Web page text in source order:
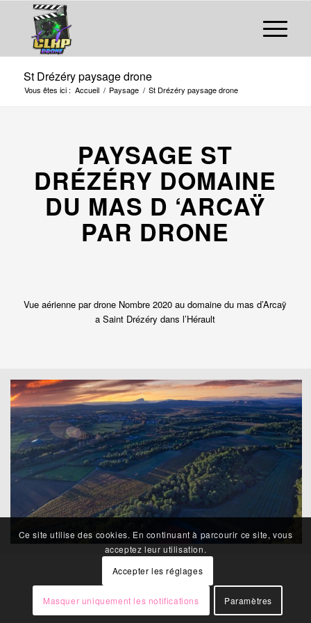
St Drézéry paysage drone
Vous êtes ici : Accueil / Paysage / St Drézéry paysage drone
PAYSAGE ST
DRÉZÉRY DOMAINE
DU MAS D ‘ARCAŸ
PAR DRONE
Vue aérienne par drone Nombre 2020 au domaine du mas d’Arcaÿ
a Saint Drézéry dans l’Hérault
Ce site utilise des cookies. En continuant à parcourir ce site, vous
acceptez leur utilisation.
Accepter les réglages
Masquer uniquement les notifications Paramètres